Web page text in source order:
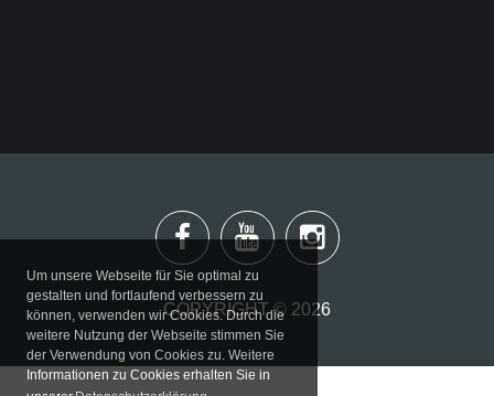
Um unsere Webseite für Sie optimal zu
gestalten und fortlaufend verbessern zu
können, verwenden wir Cookies. Durch die
weitere Nutzung der Webseite stimmen Sie
der Verwendung von Cookies zu. Weitere
Informationen zu Cookies erhalten Sie in
COPYRIGHT © 2026